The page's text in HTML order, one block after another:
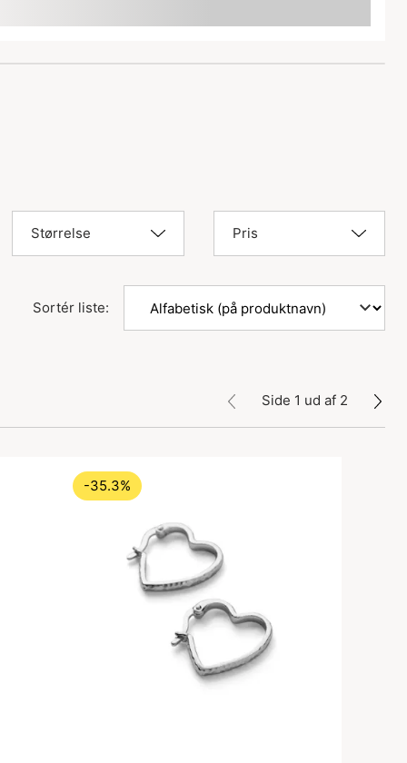
Størrelse Pris
Sortér liste:
Side 1 ud af 2
-35.3%